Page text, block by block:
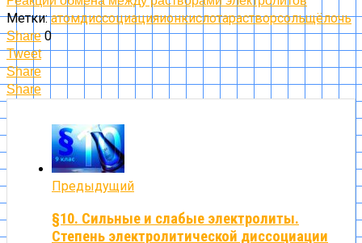
Метки:атомдиссоциацияионкислотарастворсольщёлочь
Share 0
Tweet
Share
Share
Предыдущий
§10. Сильные и слабые электролиты.
Степень электролитической диссоциации